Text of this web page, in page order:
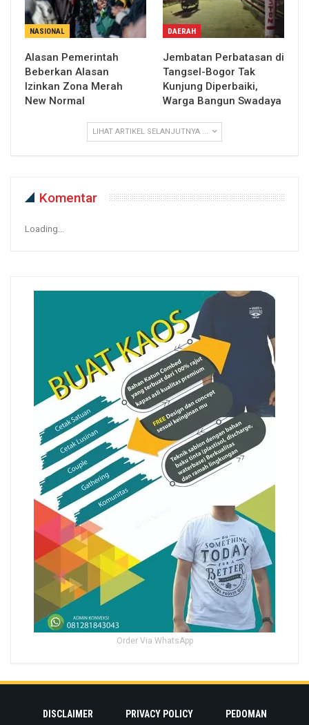
NASIONAL
Alasan Pemerintah
Beberkan Alasan
Izinkan Zona Merah
New Normal
DAERAH
Jembatan Perbatasan di
Tangsel-Bogor Tak
Kunjung Diperbaiki,
Warga Bangun Swadaya
LIHAT ARTIKEL SELANJUTNYA ...
Komentar
Loading...
Order Via WhatsApp
DISCLAIMER PRIVACY POLICY PEDOMAN